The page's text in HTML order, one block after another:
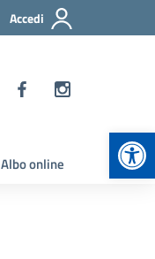
Accedi
Albo online